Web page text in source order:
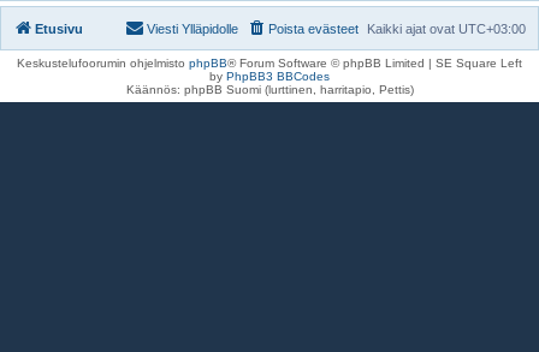
Etusivu Kaikki ajat ovat UTC+03:00
Poista evästeet
Viesti Ylläpidolle
Keskustelufoorumin ohjelmisto phpBB® Forum Software © phpBB Limited | SE Square Left
by PhpBB3 BBCodes
Käännös: phpBB Suomi (lurttinen, harritapio, Pettis)